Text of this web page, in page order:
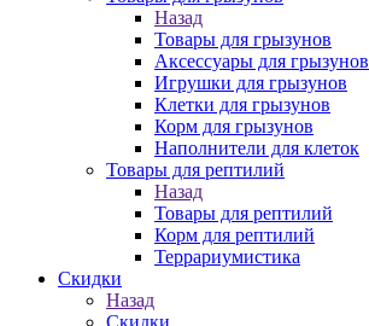
Назад
Товары для грызунов
Аксессуары для грызунов
Игрушки для грызунов
Клетки для грызунов
Корм для грызунов
Наполнители для клеток
Товары для рептилий
Назад
Товары для рептилий
Корм для рептилий
Террариумистика
Скидки
Назад
Скидки